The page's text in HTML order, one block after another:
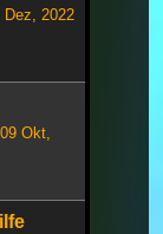
Dez, 2022
Okt,